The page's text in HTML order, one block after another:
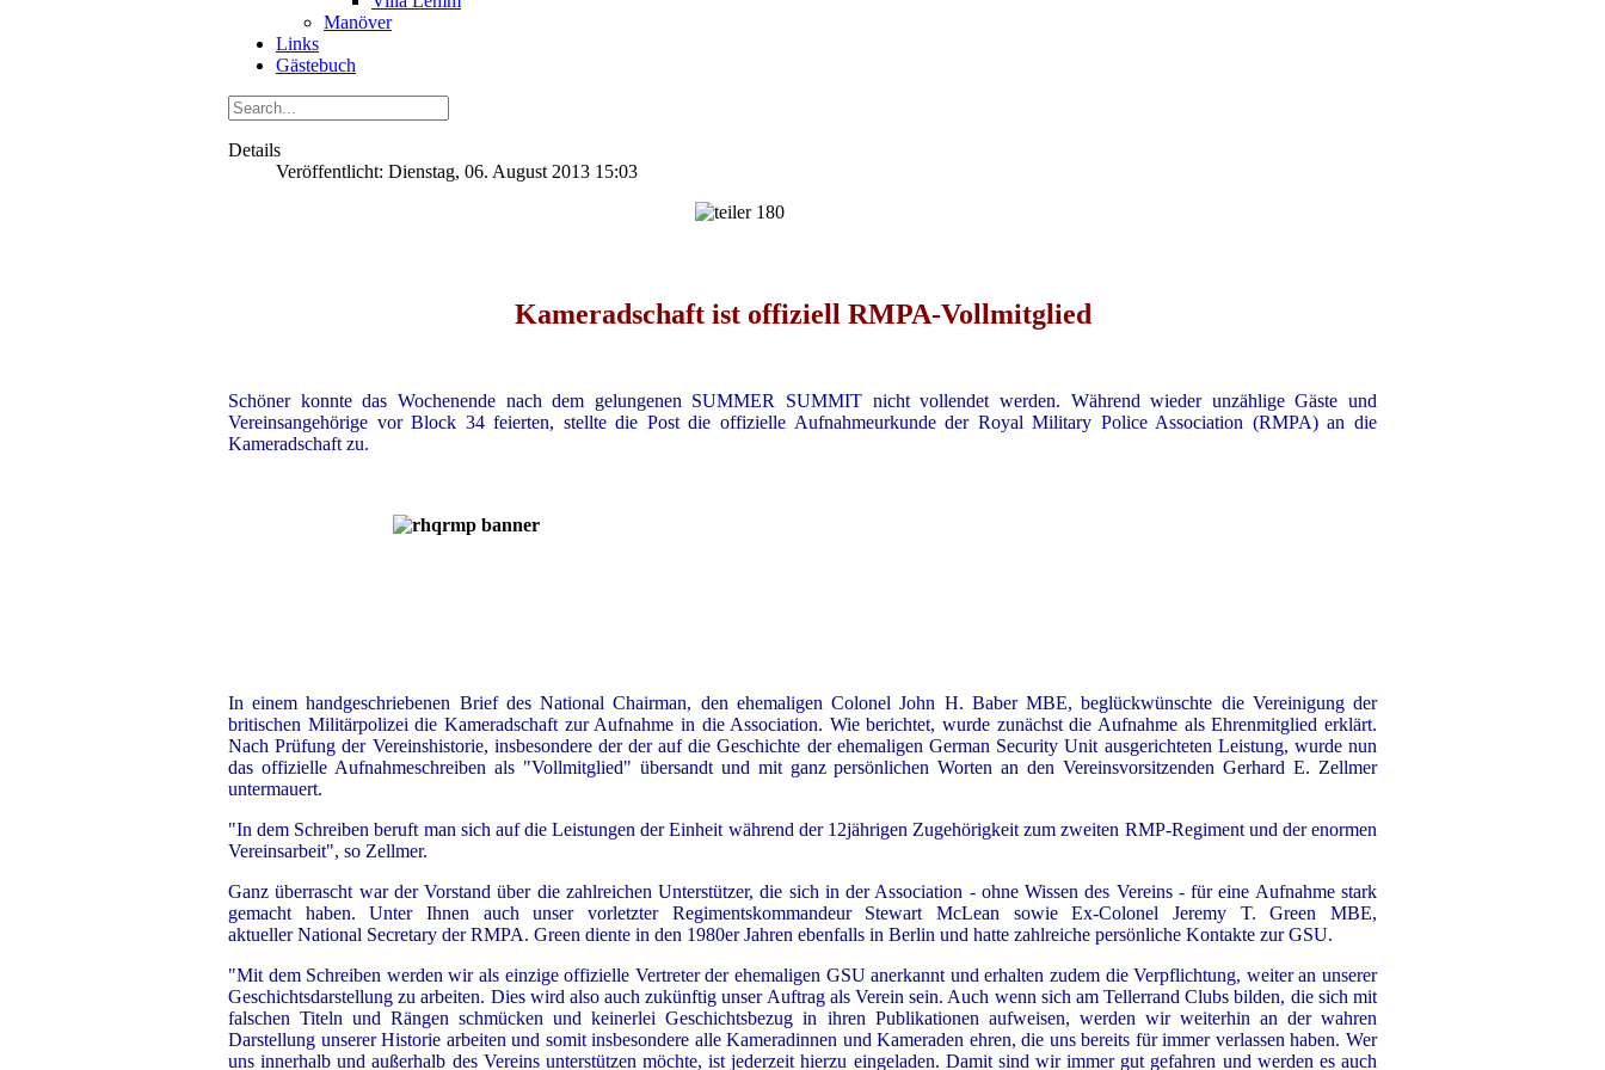
Manöver
Links
Gästebuch
Details
Veröffentlicht: Dienstag, 06. August 2013 15:03
Kameradschaft ist offiziell RMPA-Vollmitglied
Schöner konnte das Wochenende nach dem gelungenen SUMMER SUMMIT nicht vollendet werden. Während wieder unzählige Gäste und
Vereinsangehörige vor Block 34 feierten, stellte die Post die offizielle Aufnahmeurkunde der Royal Military Police Association (RMPA) an die
Kameradschaft zu.
In einem handgeschriebenen Brief des National Chairman, den ehemaligen Colonel John H. Baber MBE, beglückwünschte die Vereinigung der
britischen Militärpolizei die Kameradschaft zur Aufnahme in die Association. Wie berichtet, wurde zunächst die Aufnahme als Ehrenmitglied erklärt.
Nach Prüfung der Vereinshistorie, insbesondere der der auf die Geschichte der ehemaligen German Security Unit ausgerichteten Leistung, wurde nun
das offizielle Aufnahmeschreiben als "Vollmitglied" übersandt und mit ganz persönlichen Worten an den Vereinsvorsitzenden Gerhard E. Zellmer
untermauert.
"In dem Schreiben beruft man sich auf die Leistungen der Einheit während der 12jährigen Zugehörigkeit zum zweiten RMP-Regiment und der enormen
Vereinsarbeit", so Zellmer.
Ganz überrascht war der Vorstand über die zahlreichen Unterstützer, die sich in der Association - ohne Wissen des Vereins - für eine Aufnahme stark
gemacht haben. Unter Ihnen auch unser vorletzter Regimentskommandeur Stewart McLean sowie Ex-Colonel Jeremy T. Green MBE,
aktueller National Secretary der RMPA. Green diente in den 1980er Jahren ebenfalls in Berlin und hatte zahlreiche persönliche Kontakte zur GSU.
"Mit dem Schreiben werden wir als einzige offizielle Vertreter der ehemaligen GSU anerkannt und erhalten zudem die Verpflichtung, weiter an unserer
Geschichtsdarstellung zu arbeiten. Dies wird also auch zukünftig unser Auftrag als Verein sein. Auch wenn sich am Tellerrand Clubs bilden, die sich mit
falschen Titeln und Rängen schmücken und keinerlei Geschichtsbezug in ihren Publikationen aufweisen, werden wir weiterhin an der wahren
Darstellung unserer Historie arbeiten und somit insbesondere alle Kameradinnen und Kameraden ehren, die uns bereits für immer verlassen haben. Wer
uns innerhalb und außerhalb des Vereins unterstützen möchte, ist jederzeit hierzu eingeladen. Damit sind wir immer gut gefahren und werden es auch